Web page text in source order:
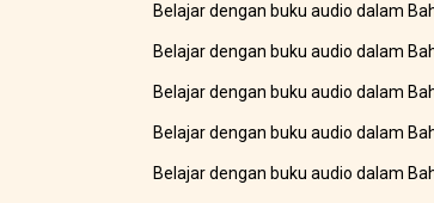
Belajar dengan buku audio dalam
Belajar dengan buku audio dalam
Belajar dengan buku audio dalam
Belajar dengan buku audio dalam
Belajar dengan buku audio dalam